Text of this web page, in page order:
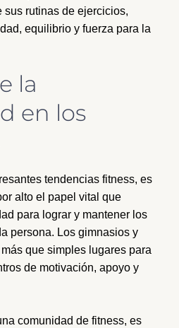
sus rutinas de ejercicios,
equilibrio y fuerza para la
la
en los
tendencias fitness, es
alto el papel vital que
para lograr y mantener los
persona. Los gimnasios y
que simples lugares para
de motivación, apoyo y
comunidad de fitness, es